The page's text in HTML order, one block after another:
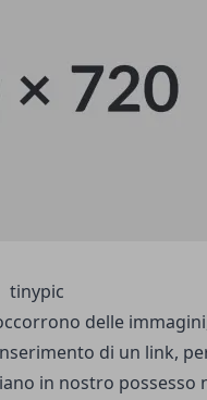
delle
di un link,
in nostro possesso